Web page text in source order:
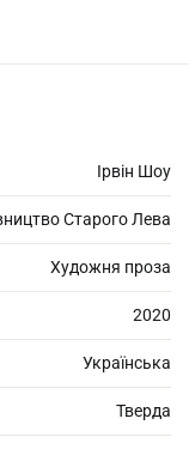
Ірвін Шоу
Старого Лева
Художня проза
2020
Українська
Тверда